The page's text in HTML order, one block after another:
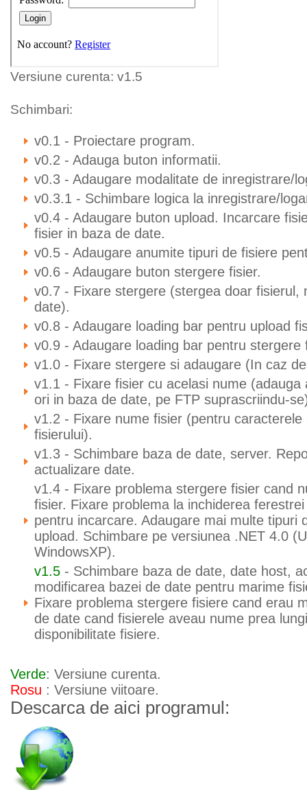
Versiune curenta: v1.5
Schimbari:
v0.1 - Proiectare program.
v0.2 - Adauga buton informatii.
v0.3 - Adaugare modalitate de inregistrare/
v0.3.1 - Schimbare logica la inregistrare/
v0.4 - Adaugare buton upload. Incarcare
fisier in baza de date.
v0.5 - Adaugare anumite tipuri de fisiere
v0.6 - Adaugare buton stergere fisier.
v0.7 - Fixare stergere (stergea doar fisierul,
date).
v0.8 - Adaugare loading bar pentru upload
v0.9 - Adaugare loading bar pentru stergere
v1.0 - Fixare stergere si adaugare (In caz
v1.1 - Fixare fisier cu acelasi nume (adauga
ori in baza de date, pe FTP suprascriindu-
v1.2 - Fixare nume fisier (pentru caracterele
fisierului).
v1.3 - Schimbare baza de date, server.
actualizare date.
v1.4 - Fixare problema stergere fisier cand
fisier. Fixare problema la inchiderea
pentru incarcare. Adaugare mai multe tipuri
upload. Schimbare pe versiunea .NET 4.0
WindowsXP).
v1.5 - Schimbare baza de date, date host,
modificarea bazei de date pentru marime
Fixare problema stergere fisiere cand erau
de date cand fisierele aveau nume prea
disponibilitate fisiere.
Verde: Versiune curenta.
Rosu : Versiune viitoare.
Descarca de aici programul: